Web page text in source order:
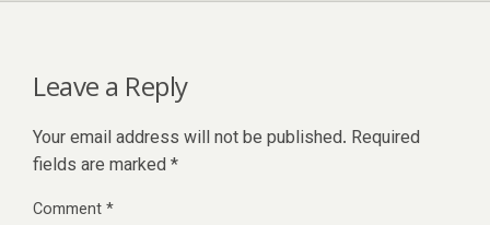
Leave a Reply
Your email address will not be published. Required
fields are marked *
Comment*